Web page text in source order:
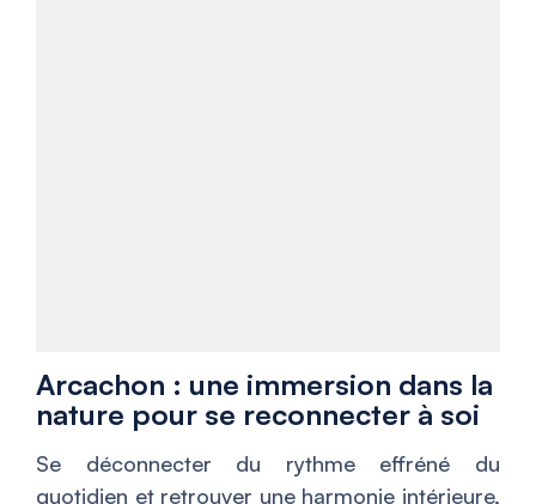
Arcachon : une immersion dans la
nature pour se reconnecter à soi
Se déconnecter du rythme effréné du
quotidien et retrouver une harmonie intérieure,